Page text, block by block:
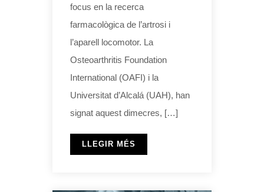
focus en la recerca
farmacològica de l’artrosi i
l’aparell locomotor. La
Osteoarthritis Foundation
International (OAFI) i la
Universitat d’Alcalá (UAH), han
signat aquest dimecres, […]
LLEGIR MÉS